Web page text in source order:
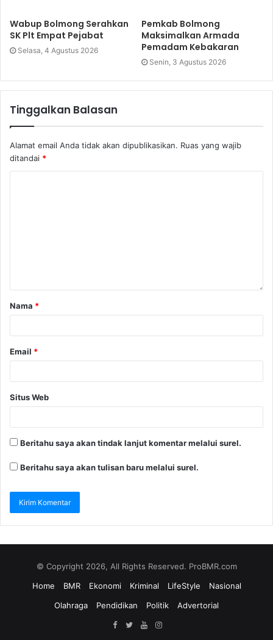
Wabup Bolmong Serahkan
SK Plt Empat Pejabat
Selasa, 4 Agustus 2026
Pemkab Bolmong
Maksimalkan Armada
Pemadam Kebakaran
Senin, 3 Agustus 2026
Tinggalkan Balasan
Alamat email Anda tidak akan dipublikasikan. Ruas yang wajib
ditandai *
Nama *
Email *
Situs Web
Beritahu saya akan tindak lanjut komentar melalui surel.
Beritahu saya akan tulisan baru melalui surel.
© Copyright 2026, All Rights Reserved. ProBMR.com
Home
BMR Ekonomi Kriminal LifeStyle
Nasional
Olahraga
Pendidikan Politik Advertorial